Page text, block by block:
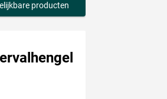
producten